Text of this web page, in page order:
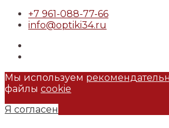
+7 961-088-77-66
info@optiki34.ru
Мы используем
файлы cookie
Я согласен